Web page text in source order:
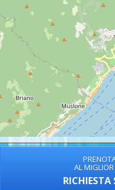
AL
RICHIESTA